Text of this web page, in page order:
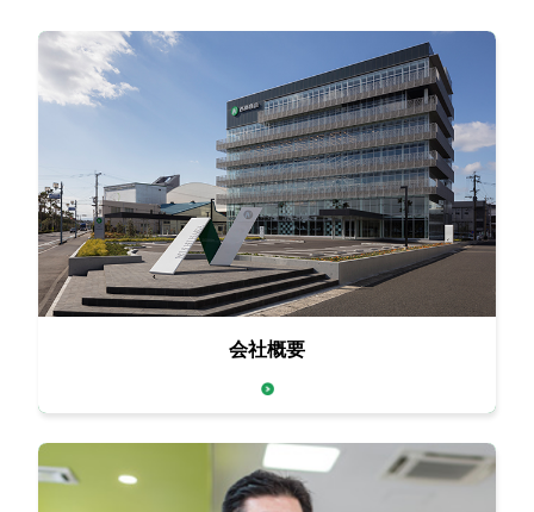
会社概要